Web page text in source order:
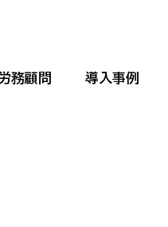
務顧問 導入事例